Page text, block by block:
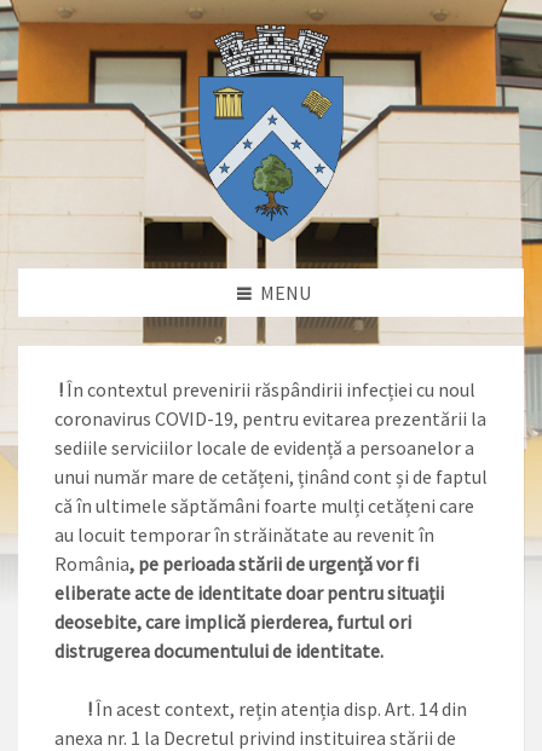
MENU
!În contextul prevenirii răspândirii infecției cu noul
coronavirus COVID-19, pentru evitarea prezentării la
sediile serviciilor locale de evidență a persoanelor a
unui număr mare de cetățeni, ținând cont și de faptul
că în ultimele săptămâni foarte mulți cetățeni care
au locuit temporar în străinătate au revenit în
România, pe perioada stării de urgență vor fi
eliberate acte de identitate doar pentru situații
deosebite, care implică pierderea, furtul ori
distrugerea documentului de identitate.
!În acest context, rețin atenția disp. Art. 14 din
anexa nr. 1 la Decretul privind instituirea stării de